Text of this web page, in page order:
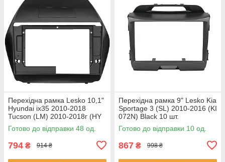
Перехідна рамка Lesko 10,1"
Hyundai ix35 2010-2018
Tucson (LM) 2010-2018г (HY
136T) Black 48 шт.
Готово до відправки 48 од.
794 ₴ 914 ₴
Перехідна рамка 9" Lesko Kia
Sportage 3 (SL) 2010-2016 (KI
072N) Black 10 шт.
Готово до відправки 10 од.
867 ₴ 998 ₴